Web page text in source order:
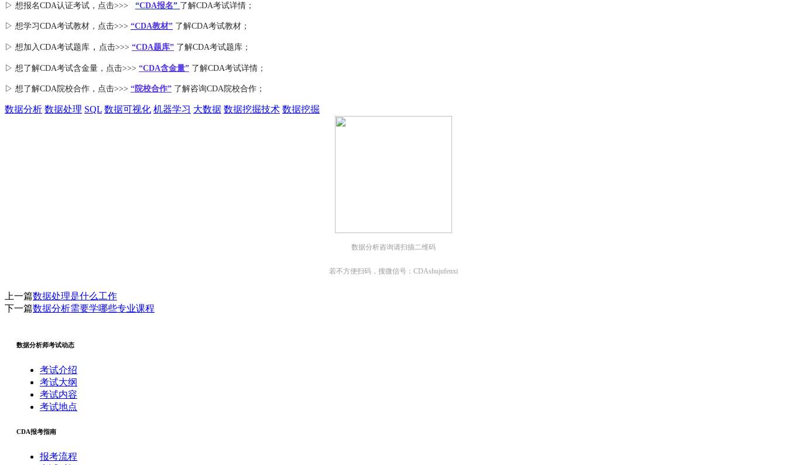
▷ 想报名CDA认证考试，点击>>> “CDA报名” 了解CDA考试详情；
▷ 想学习CDA考试教材，点击>>> “CDA教材” 了解CDA考试教材；
▷ 想加入CDA考试题库 ， 点击>>> “CDA题库” 了解CDA考试题库；
▷ 想了解CDA考试含金量 ，点击>>> “CDA含金量” 了解CDA考试详情；
▷ 想了解CDA院校合作 ，点击>>> “院校合作” 了解咨询CDA院校合作；
数据分析 数据处理 SQL 数据可视化 机器学习 大数据 数据挖掘技术 数据挖掘
数据分析咨询请扫描二维码
若不方便扫码，搜微信号：CDAshujufenxi
上一篇数据处理是什么工作
下一篇数据分析需要学哪些专业课程
数据分析师考试动态
考试介绍
考试大纲
考试内容
考试地点
CDA报考指南
报考流程